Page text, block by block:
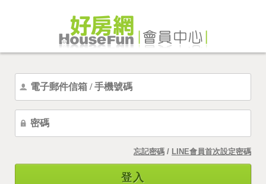
忘記密碼 / LINE會員首次設定密碼
登入